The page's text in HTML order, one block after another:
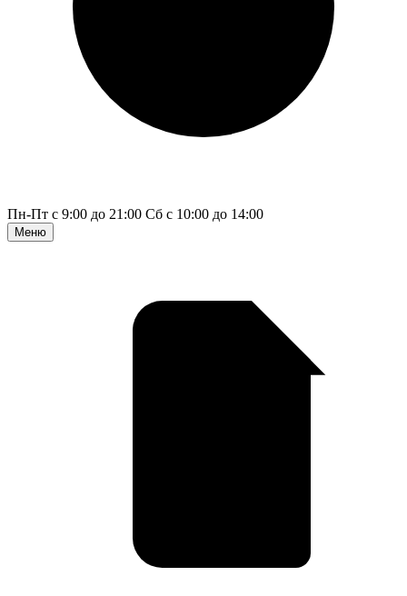
Пн-Пт с 9:00 до 21:00 Сб с 10:00 до 14:00
Меню